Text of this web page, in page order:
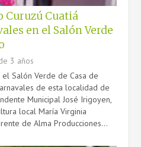
Cuatiá
en el Salón Verde
3 años
Salón Verde de Casa de
de esta localidad de
Municipal José Irigoyen,
local María Virginia
de Alma Producciones...